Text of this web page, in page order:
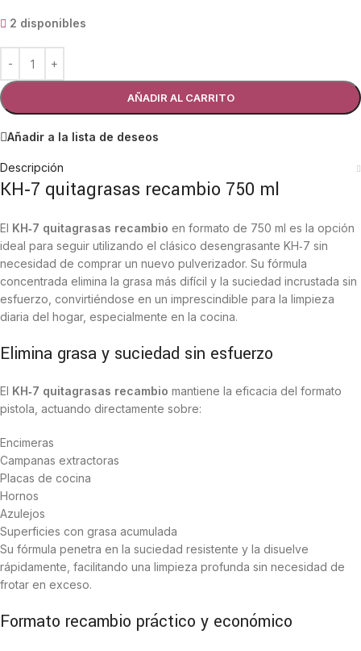
2 disponibles
AÑADIR AL CARRITO
Añadir a la lista de deseos
Descripción
KH‑7 quitagrasas recambio 750 ml
El KH‑7 quitagrasas recambio en formato de 750 ml es la opción
ideal para seguir utilizando el clásico desengrasante KH‑7 sin
necesidad de comprar un nuevo pulverizador. Su fórmula
concentrada elimina la grasa más difícil y la suciedad incrustada sin
esfuerzo, convirtiéndose en un imprescindible para la limpieza
diaria del hogar, especialmente en la cocina.
Elimina grasa y suciedad sin esfuerzo
El KH‑7 quitagrasas recambio mantiene la eficacia del formato
pistola, actuando directamente sobre:
Encimeras
Campanas extractoras
Placas de cocina
Hornos
Azulejos
Superficies con grasa acumulada
Su fórmula penetra en la suciedad resistente y la disuelve
rápidamente, facilitando una limpieza profunda sin necesidad de
frotar en exceso.
Formato recambio práctico y económico